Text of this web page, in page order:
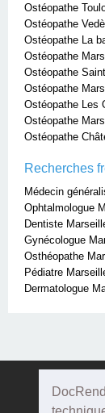
Ostéopathe
Ostéopathe
Ostéopathe La
Ostéopathe
Ostéopathe
Ostéopathe
Ostéopathe Les
Ostéopathe
Ostéopathe
Recherches
Médecin
Ophtalmologue
Dentiste
Gynécologue
Osthéopathe
Pédiatre
Dermatologue